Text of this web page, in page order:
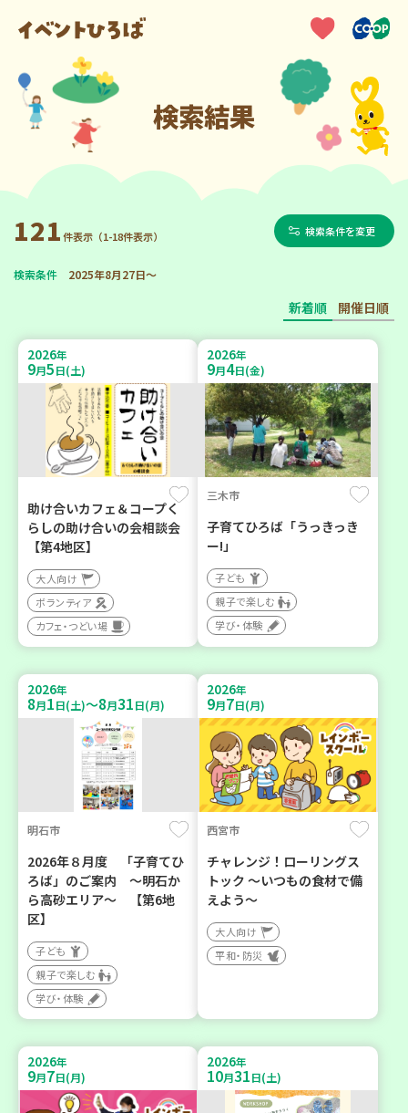
検索結果
121件表示（1-18件表示） 検索条件を変更
検索条件 2025年8月27日～
新着順 開催日順
2026年
9月5日(土)
助け合いカフェ＆コープく
らしの助け合いの会相談会
【第4地区】
大人向け
ボランティア
カフェ・つどい場
2026年
9月4日(金)
三木市
子育てひろば「うっきっき
ー!」
子ども
親子で楽しむ
学び・体験
2026年
8月1日(土)～8月31日(月)
明石市
2026年８月度 「子育てひ
ろば」のご案内 ～明石か
ら高砂エリア～ 【第6地
区】
子ども
親子で楽しむ
学び・体験
2026年
9月7日(月)
西宮市
チャレンジ！ローリングス
トック ～いつもの食材で備
えよう～
大人向け
平和・防災
2026年
9月7日(月)
2026年
10月31日(土)